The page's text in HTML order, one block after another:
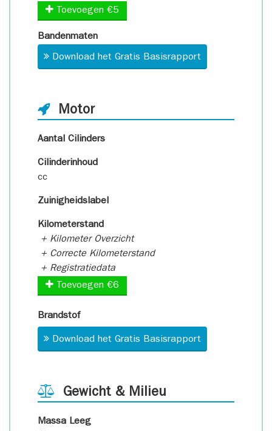
Toevoegen €5
Bandenmaten
Download het Gratis Basisrapport
Motor
Aantal Cilinders
Cilinderinhoud
cc
Zuinigheidslabel
Kilometerstand
+ Kilometer Overzicht
+ Correcte Kilometerstand
+ Registratiedata
Toevoegen €6
Brandstof
Download het Gratis Basisrapport
Gewicht & Milieu
Massa Leeg